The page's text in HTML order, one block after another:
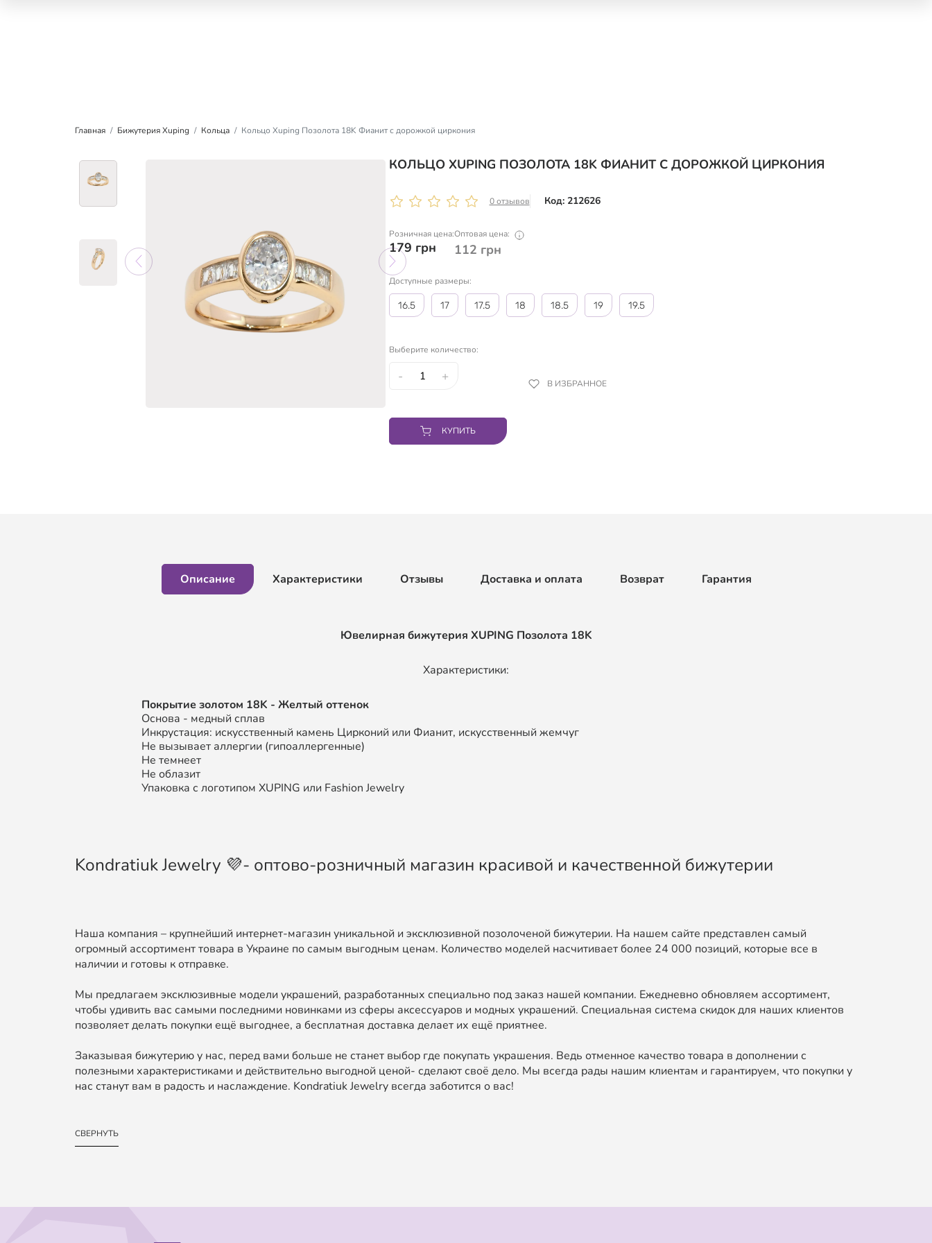
Главная Бижутерия Xuping Кольца Кольцо Xuping Позолота 18K Фианит с дорожкой циркония
КОЛЬЦО XUPING ПОЗОЛОТА 18K ФИАНИТ С ДОРОЖКОЙ ЦИРКОНИЯ
0 отзывов Код: 212626
Розничная цена:
179 грн
Оптовая цена:
112 грн
Доступные размеры:
16.5 17 17.5 18 18.5 19 19.5
Выберите количество:
- + В ИЗБРАННОЕ
КУПИТЬ
Описание Характеристики Отзывы Доставка и оплата Возврат Гарантия
Ювелирная бижутерия XUPING Позолота 18K
Характеристики:
Покрытие золотом 18K - Желтый оттенок
Основа - медный сплав
Инкрустация: искусственный камень Цирконий или Фианит, искусственный жемчуг
Не вызывает аллергии (гипоаллергенные)
Не темнеет
Не облазит
Упаковка с логотипом XUPING или Fashion Jewelry
Kondratiuk Jewelry 💜- оптово-розничный магазин красивой и качественной бижутерии
Наша компания – крупнейший интернет-магазин уникальной и эксклюзивной позолоченой бижутерии. На нашем сайте представлен самый
огромный ассортимент товара в Украине по самым выгодным ценам. Количество моделей насчитивает более 24 000 позиций, которые все в
наличии и готовы к отправке.
Мы предлагаем эксклюзивные модели украшений, разработанных специально под заказ нашей компании. Ежедневно обновляем ассортимент,
чтобы удивить вас самыми последними новинками из сферы аксессуаров и модных украшений. Специальная система скидок для наших клиентов
позволяет делать покупки ещё выгоднее, а бесплатная доставка делает их ещё приятнее.
Заказывая бижутерию у нас, перед вами больше не станет выбор где покупать украшения. Ведь отменное качество товара в дополнении с
полезными характеристиками и действительно выгодной ценой- сделают своё дело. Мы всегда рады нашим клиентам и гарантируем, что покупки у
нас станут вам в радость и наслаждение. Kondratiuk Jewelry всегда заботится о вас!
СВЕРНУТЬ